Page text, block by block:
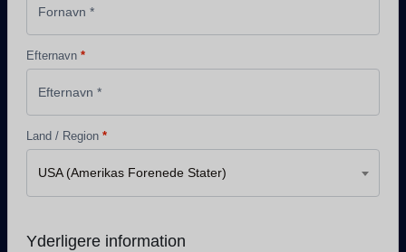
Efternavn *
Land / Region *
USA (Amerikas Forenede Stater)
Yderligere information